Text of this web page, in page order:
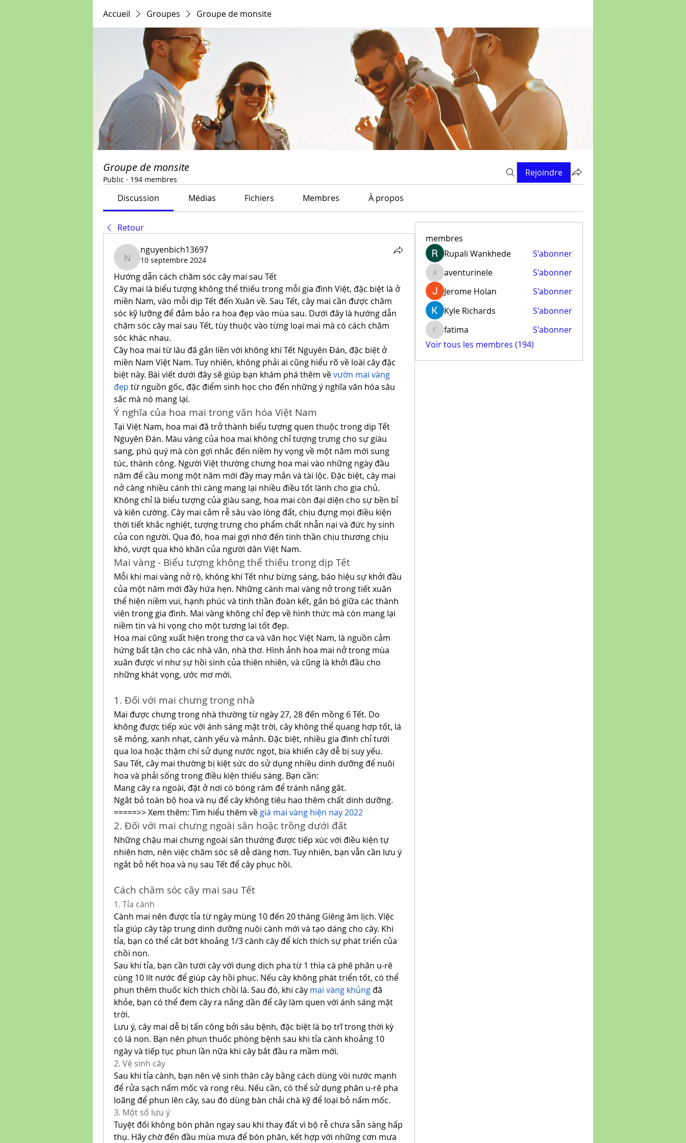
Accueil Groupes Groupe de monsite
Groupe de monsite
Public · 194 membres
Rejoindre
Discussion Médias Fichiers Membres À propos
Retour
nguyenbich13697
nguyenbich13697
10 septembre 2024
Hướng dẫn cách chăm sóc cây mai sau Tết
Cây mai là biểu tượng không thể thiếu trong mỗi gia đình Việt, đặc biệt là ở
miền Nam, vào mỗi dịp Tết đến Xuân về. Sau Tết, cây mai cần được chăm
sóc kỹ lưỡng để đảm bảo ra hoa đẹp vào mùa sau. Dưới đây là hướng dẫn
chăm sóc cây mai sau Tết, tùy thuộc vào từng loại mai mà có cách chăm
sóc khác nhau.
Cây hoa mai từ lâu đã gắn liền với không khí Tết Nguyên Đán, đặc biệt ở
miền Nam Việt Nam. Tuy nhiên, không phải ai cũng hiểu rõ về loài cây đặc
biệt này. Bài viết dưới đây sẽ giúp bạn khám phá thêm về vườn mai vàng
đẹp từ nguồn gốc, đặc điểm sinh học cho đến những ý nghĩa văn hóa sâu
sắc mà nó mang lại.
Ý nghĩa của hoa mai trong văn hóa Việt Nam
Tại Việt Nam, hoa mai đã trở thành biểu tượng quen thuộc trong dịp Tết
Nguyên Đán. Màu vàng của hoa mai không chỉ tượng trưng cho sự giàu
sang, phú quý mà còn gợi nhắc đến niềm hy vọng về một năm mới sung
túc, thành công. Người Việt thường chưng hoa mai vào những ngày đầu
năm để cầu mong một năm mới đầy may mắn và tài lộc. Đặc biệt, cây mai
nở càng nhiều cánh thì càng mang lại nhiều điều tốt lành cho gia chủ.
Không chỉ là biểu tượng của giàu sang, hoa mai còn đại diện cho sự bền bỉ
và kiên cường. Cây mai cắm rễ sâu vào lòng đất, chịu đựng mọi điều kiện
thời tiết khắc nghiệt, tượng trưng cho phẩm chất nhẫn nại và đức hy sinh
của con người. Qua đó, hoa mai gợi nhớ đến tinh thần chịu thương chịu
khó, vượt qua khó khăn của người dân Việt Nam.
Mai vàng - Biểu tượng không thể thiếu trong dịp Tết
Mỗi khi mai vàng nở rộ, không khí Tết như bừng sáng, báo hiệu sự khởi đầu
của một năm mới đầy hứa hẹn. Những cánh mai vàng nở trong tiết xuân
thể hiện niềm vui, hạnh phúc và tinh thần đoàn kết, gắn bó giữa các thành
viên trong gia đình. Mai vàng không chỉ đẹp về hình thức mà còn mang lại
niềm tin và hi vọng cho một tương lai tốt đẹp.
Hoa mai cũng xuất hiện trong thơ ca và văn học Việt Nam, là nguồn cảm
hứng bất tận cho các nhà văn, nhà thơ. Hình ảnh hoa mai nở trong mùa
xuân được ví như sự hồi sinh của thiên nhiên, và cũng là khởi đầu cho
những khát vọng, ước mơ mới.
1. Đối với mai chưng trong nhà
Mai được chưng trong nhà thường từ ngày 27, 28 đến mồng 6 Tết. Do
không được tiếp xúc với ánh sáng mặt trời, cây không thể quang hợp tốt, lá
sẽ mỏng, xanh nhạt, cành yếu và mảnh. Đặc biệt, nhiều gia đình chỉ tưới
qua loa hoặc thậm chí sử dụng nước ngọt, bia khiến cây dễ bị suy yếu.
Sau Tết, cây mai thường bị kiệt sức do sử dụng nhiều dinh dưỡng để nuôi
hoa và phải sống trong điều kiện thiếu sáng. Bạn cần:
Mang cây ra ngoài, đặt ở nơi có bóng râm để tránh nắng gắt.
Ngắt bỏ toàn bộ hoa và nụ để cây không tiêu hao thêm chất dinh dưỡng.
=====>> Xem thêm: Tìm hiểu thêm về giá mai vàng hiện nay 2022
2. Đối với mai chưng ngoài sân hoặc trồng dưới đất
Những chậu mai chưng ngoài sân thường được tiếp xúc với điều kiện tự
nhiên hơn, nên việc chăm sóc sẽ dễ dàng hơn. Tuy nhiên, bạn vẫn cần lưu ý
ngắt bỏ hết hoa và nụ sau Tết để cây phục hồi.
Cách chăm sóc cây mai sau Tết
1. Tỉa cành
Cành mai nên được tỉa từ ngày mùng 10 đến 20 tháng Giêng âm lịch. Việc
tỉa giúp cây tập trung dinh dưỡng nuôi cành mới và tạo dáng cho cây. Khi
tỉa, bạn có thể cắt bớt khoảng 1/3 cành cây để kích thích sự phát triển của
chồi non.
Sau khi tỉa, bạn cần tưới cây với dung dịch pha từ 1 thìa cà phê phân u-rê
cùng 10 lít nước để giúp cây hồi phục. Nếu cây không phát triển tốt, có thể
phun thêm thuốc kích thích chồi lá. Sau đó, khi cây mai vàng khủng đã
khỏe, bạn có thể đem cây ra nắng dần để cây làm quen với ánh sáng mặt
trời.
Lưu ý, cây mai dễ bị tấn công bởi sâu bệnh, đặc biệt là bọ trĩ trong thời kỳ
có lá non. Bạn nên phun thuốc phòng bệnh sau khi tỉa cành khoảng 10
ngày và tiếp tục phun lần nữa khi cây bắt đầu ra mầm mới.
2. Vệ sinh cây
Sau khi tỉa cành, bạn nên vệ sinh thân cây bằng cách dùng vòi nước mạnh
để rửa sạch nấm mốc và rong rêu. Nếu cần, có thể sử dụng phân u-rê pha
loãng để phun lên cây, sau đó dùng bàn chải chà kỹ để loại bỏ nấm mốc.
3. Một số lưu ý
Tuyệt đối không bón phân ngay sau khi thay đất vì bộ rễ chưa sẵn sàng hấp
thụ. Hãy chờ đến đầu mùa mưa để bón phân, kết hợp với những cơn mưa
membres
Rupali Wankhede
S'abonner
aventurinele
aventurinele
S'abonner
Jerome Holan
S'abonner
Kyle Richards
S'abonner
fatima
fatima
S'abonner
Voir tous les membres (194)